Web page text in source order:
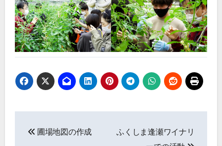
圃場地図の作成
ふくしま逢瀬ワイナリ